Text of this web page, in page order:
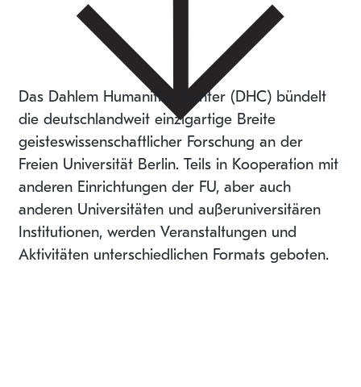
Das Dahlem Humanities Center (DHC) bündelt
die deutschlandweit einzigartige Breite
geisteswissenschaftlicher Forschung an der
Freien Universität Berlin. Teils in Kooperation mit
anderen Einrichtungen der FU, aber auch
anderen Universitäten und außeruniversitären
Institutionen, werden Veranstaltungen und
Aktivitäten unterschiedlichen Formats geboten.